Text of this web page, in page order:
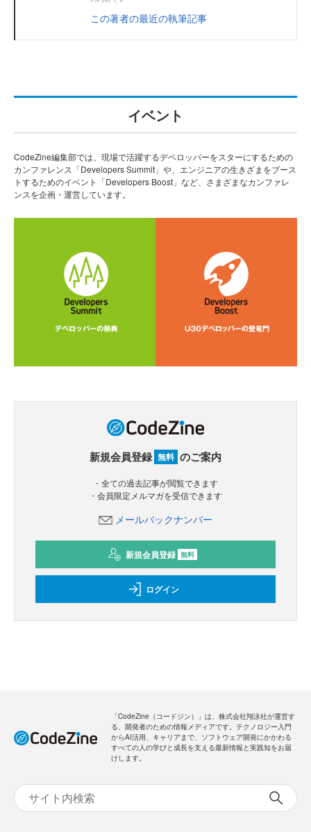
この著者の最近の執筆記事
イベント
CodeZine編集部では、現場で活躍するデベロッパーをスターにするための
カンファレンス「Developers Summit」や、エンジニアの生きざまをブース
トするためのイベント「Developers Boost」など、さまざまなカンファレ
ンスを企画・運営しています。
新規会員登録 無料 のご案内
・全ての過去記事が閲覧できます
・会員限定メルマガを受信できます
メールバックナンバー
新規会員登録 無料
ログイン
「CodeZine（コードジン）」は、株式会社翔泳社が運営す
る、開発者のための情報メディアです。テクノロジー入門
からAI活用、キャリアまで、ソフトウェア開発にかかわる
すべての人の学びと成長を支える最新情報と実践知をお届
けします。